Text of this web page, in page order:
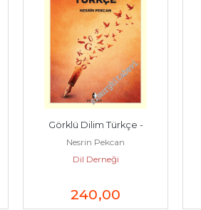
Görklü Dilim Türkçe -
Nesrin Pekcan
Dil Derneği
240,00